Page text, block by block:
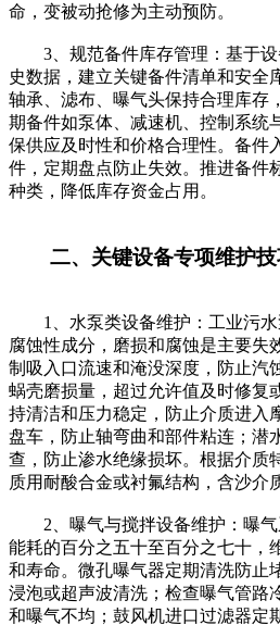
命，变被动抢修为主动预防。
3、规范备件库存管理：基于设
史数据，建立关键备件清单和安全
轴承、滤布、曝气头保持合理库存
期备件如泵体、减速机、控制系统
保供应及时性和价格合理性。备件
件，定期盘点防止失效。推进备件
种类，降低库存资金占用。
二、关键设备专项维护技
1、水泵类设备维护：工业污水
腐蚀性成分，磨损和腐蚀是主要失
制吸入口流速和淹没深度，防止汽
蜗壳磨损量，超过允许值及时修复
持清洁和压力稳定，防止介质进入
盘车，防止轴弯曲和部件粘连；潜
查，防止渗水绝缘损坏。根据介质
质用耐酸合金或衬氟结构，含沙介
2、曝气与搅拌设备维护：曝气
能耗的百分之五十至百分之七十，
和寿命。微孔曝气器定期清洗防止
浸泡或超声波清洗；检查曝气管路
和曝气不均；鼓风机进口过滤器定